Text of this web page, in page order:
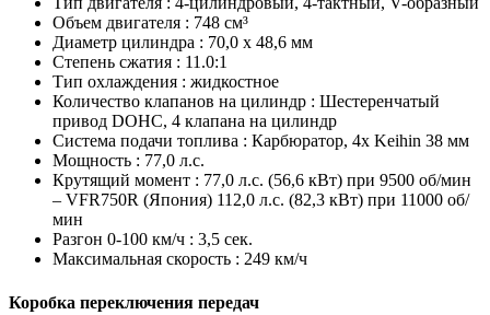
Объем двигателя : 748 см³
Диаметр цилиндра : 70,0 x 48,6 мм
Степень сжатия : 11.0:1
Тип охлаждения : жидкостное
Количество клапанов на цилиндр : Шестеренчатый
привод DOHC, 4 клапана на цилиндр
Система подачи топлива : Карбюратор, 4x Keihin 38 мм
Мощность : 77,0 л.с.
Крутящий момент : 77,0 л.с. (56,6 кВт) при 9500 об/мин
– VFR750R (Япония) 112,0 л.с. (82,3 кВт) при 11000 об/
мин
Разгон 0-100 км/ч : 3,5 сек.
Максимальная скорость : 249 км/ч
Коробка переключения передач